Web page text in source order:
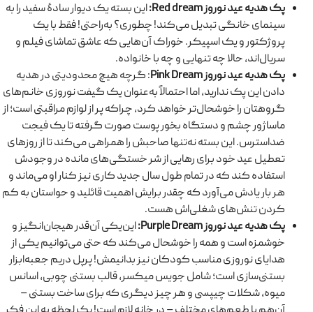
پک هدیه عید نوروز Red dream:
این بسته یک دیوار سادهٔ سفید را به
سینمای خانگی تبدیل می‌کند! چطوری؟ به‌راحتی! فقط با یک
پروژکتور و یک اسپیکر. خوراک آن‌هایی که عاشق تماشای فیلم و
سریال‌اند، حالا چه تنهایی و چه با خانواده.
پک هدیه عید نوروز Pink Dream
: گرچه هیچ محدودیتی در هدیه
دادن این پک ندارید، اما احتمالاً به‌عنوان یک گیفت نوروزی خانم‌های
گروهتان را خوشحال‌تر خواهد کرد، چراکه پر از لوازم مراقبتی است؛ از
ماساژور چشم و دستگاه بخور پوست صورت گرفته تا یک فیجت
ضداسترس. این بسته نه‌تنها صاحبش را همراهی می‌کند تا از روزهای
تعطیل عید خود برای رهایی از شر خستگی‌های مانده در وجودش
استفاده کند که در تمام طول سال جدید کاری نیز کنار او می‌ماند و
هر بار یادش می‌آورد که چقدر برایش اهمیت قائلید و حواستان به کم
کردن تنش‌های شغلی‌اش هست.
پک هدیه عید نوروز Purple Dream:
این‌یکی آن‌قدر هیجان‌انگیز و
خوشمزه است و همه را خوشحال می‌کند که حتی می‌توانیم یکی از
هدایای نوروزی مناسب کودکان نیز بدانیمش! پرپل دریم جعبه‌ابزار
بستنی‌سازی است؛ شامل جویس میکسر، قالب بستنی چوبی، اسانس
میوه، شکلات چیپسی و هر چیز دیگری که برای ساخت بستنی –